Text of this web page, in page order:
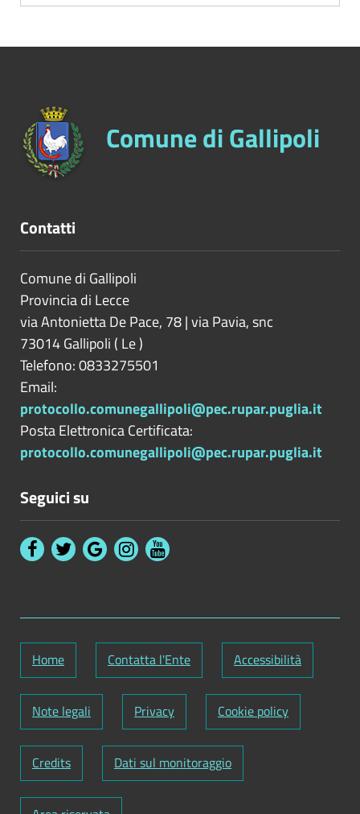
Comune di Gallipoli
Contatti
Comune di Gallipoli
Provincia di Lecce
via Antonietta De Pace, 78 | via Pavia, snc
73014Gallipoli ( Le)
Telefono: 0833275501
Email:
protocollo.comunegallipoli@pec.rupar.puglia.it
Posta Elettronica Certificata:
protocollo.comunegallipoli@pec.rupar.puglia.it
Seguici su
Home Contatta l'Ente Accessibilità
Note legali Privacy Cookie policy
Credits Dati sul monitoraggio